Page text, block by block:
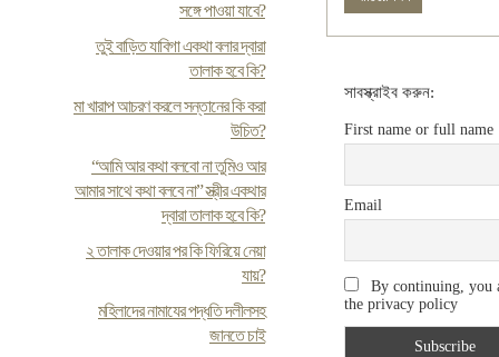
সঙ্গে পাওয়া যাবে?
তুই বাড়িত যাবিগা একথা বলার দ্বারা
তালাক হবে কি?
মা খারাপ আচরণ করলে সন্তানের কি করা
উচিত?
“আমি আর কথা বলবো না তুমিও আর
আমার সাথে কথা বলবে না” স্ত্রীর একথার
দ্বারা তালাক হবে কি?
২ তালাক দেওয়ার পর কি ফিরিয়ে নেয়া
যায়?
মহিলাদের নামাযের পদ্ধতি দলীলসহ
জানতে চাই
সাবস্ক্রাইব করুন:
First name or full name
Email
By continuing, you
the privacy policy